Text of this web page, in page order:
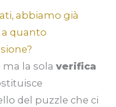
abbiamo già
quanto
la sola verifica
del puzzle che ci